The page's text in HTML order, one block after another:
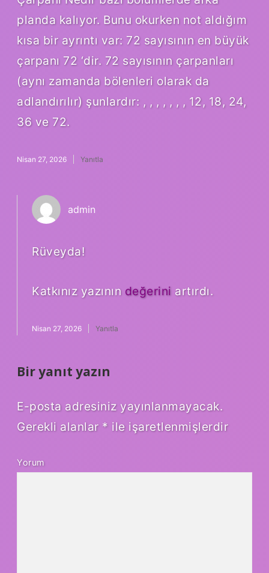
planda kalıyor. Bunu okurken not aldığım
kısa bir ayrıntı var: 72 sayısının en büyük
çarpanı 72 ‘dir. 72 sayısının çarpanları
(aynı zamanda bölenleri olarak da
adlandırılır) şunlardır: , , , , , , , 12, 18, 24,
36 ve 72.
Nisan 27, 2026 Yanıtla
admin
Rüveyda!
Katkınız yazının değerini artırdı.
Nisan 27, 2026 Yanıtla
Bir yanıt yazın
E-posta adresiniz yayınlanmayacak.
Gerekli alanlar * ile işaretlenmişlerdir
Yorum